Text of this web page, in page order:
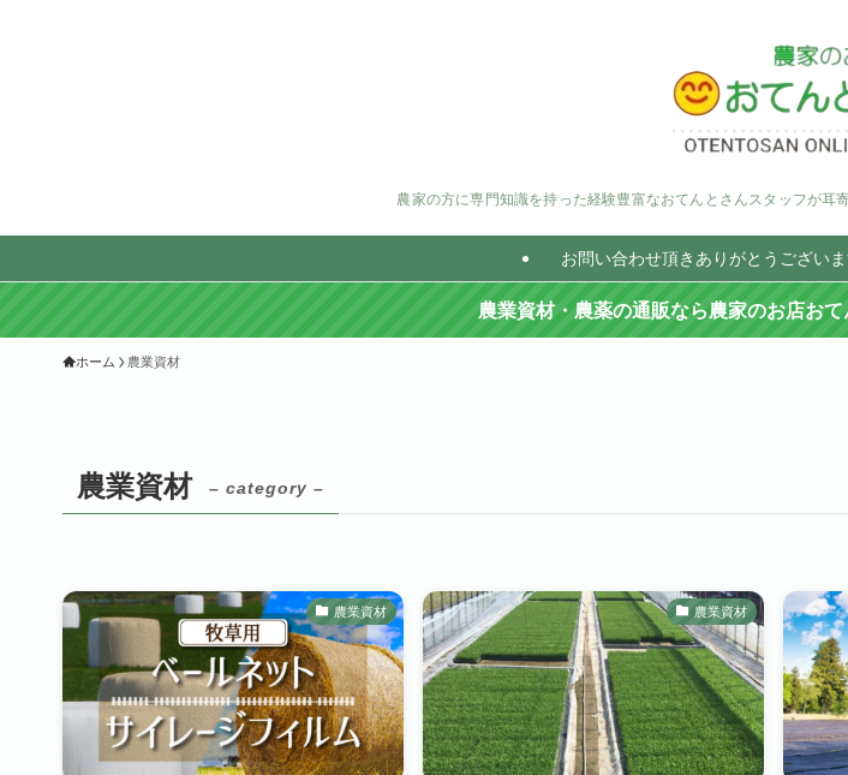
農家の方に専門知識を持った経験豊富なおてんとさんスタッフが耳
お問い合わせ頂きありがとうござい
農業資材・農薬の通販なら農家のお店おて
ホーム 農業資材
農業資材 – category –
農業資材 農業資材